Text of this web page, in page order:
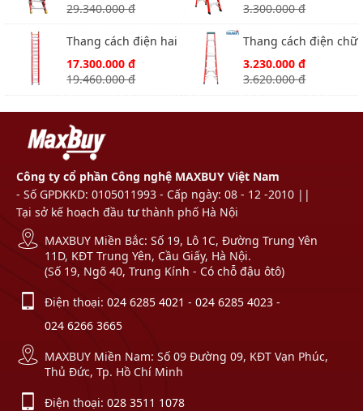
120
29.340.000 đ
3.300.000 đ
Thang cách điện hai
đoạn Nikawa NKL-90
17.300.000 đ
19.460.000 đ
Thang cách điện chữ
A Nikawa NKJ-7C
3.230.000 đ
3.620.000 đ
Công ty cổ phần Công nghệ MAXBUY Việt Nam
- Số GPDKKD: 0105011993 - Cấp ngày: 08 - 12 -2010 ||
Tại sở kế hoạch đầu tư thành phố Hà Nội
MAXBUY Miền Bắc: Số 19, Lô 1C, Đường Trung Yên
11D, KĐT Trung Yên, Cầu Giấy, Hà Nội.
(Số 19, Ngõ 40, Trung Kính - Có chỗ đậu ôtô)
Điện thoại: 024 6285 4021 - 024 6285 4023 -
024 6266 3665
MAXBUY Miền Nam: Số 09 Đường 09, KĐT Vạn Phúc,
Thủ Đức, Tp. Hồ Chí Minh
Điện thoại: 028 3511 1078